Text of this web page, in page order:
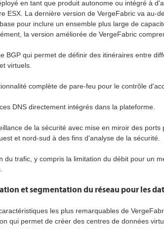
en tant que produit autonome ou intégré à
ESX. La dernière version de VergeFabric va au-
pour inclure un ensemble plus large de
la version améliorée de VergeFabric
BGP qui permet de définir des itinéraires entre
virtuels.
complète de pare-feu pour le contrôle
DNS directement intégrés dans la plateforme.
de la sécurité avec mise en miroir des ports
et nord-sud à des fins d'analyse de la sécurité.
du trafic, y compris la limitation du débit pour un
et segmentation du réseau pour les
les plus remarquables de
qui permet de créer des centres de données